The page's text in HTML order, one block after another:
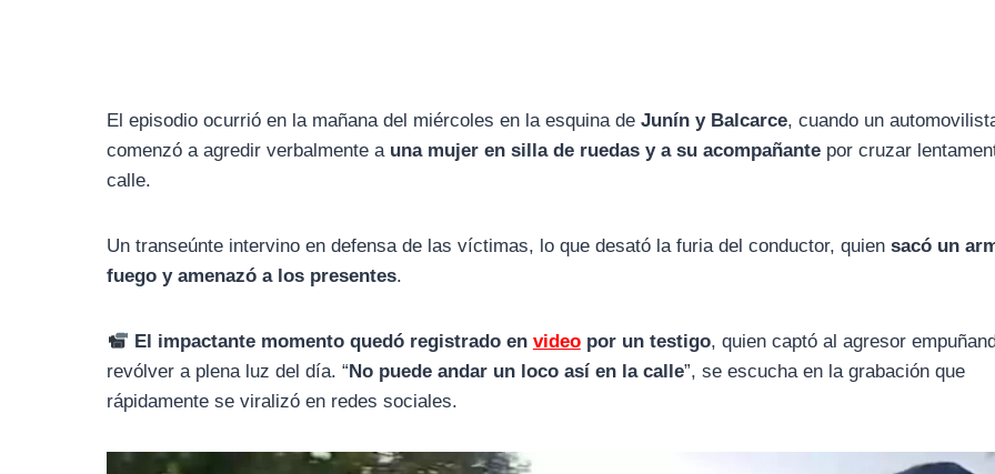
El episodio ocurrió en la mañana del miércoles en la esquina deJunín y Balcarce, cuando un
comenzó a agredir verbalmente a una mujer en silla de ruedas y a su acompañante por cruzar
calle.
Un transeúnte intervino en defensa de las víctimas, lo que desató la furia del conductor, quiensacó un
fuego y amenazó a los presentes.
El impactante momento quedó registrado en videopor un testigo, quien captó al agresor
revólver a plena luz del día. “No puede andar un loco así en la calle”, se escucha en la grabación que
rápidamente se viralizó en redes sociales.